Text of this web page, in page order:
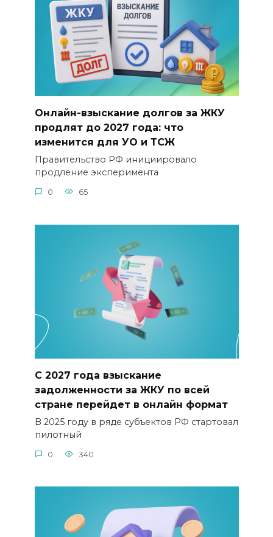
Онлайн-взыскание долгов за ЖКУ
продлят до 2027 года: что
изменится для УО и ТСЖ
Правительство РФ инициировало
продление эксперимента
0 65
С 2027 года взыскание
задолженности за ЖКУ по всей
стране перейдет в онлайн формат
В 2025 году в ряде субъектов РФ стартовал
пилотный
0 340